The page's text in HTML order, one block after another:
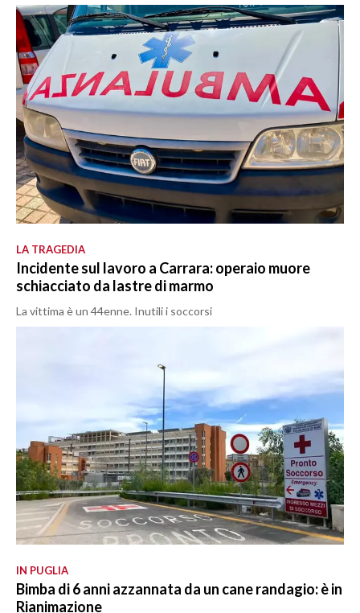
LA TRAGEDIA
Incidente sul lavoro a Carrara: operaio muore
schiacciato da lastre di marmo
La vittima è un 44enne. Inutili i soccorsi
IN PUGLIA
Bimba di 6 anni azzannata da un cane randagio: è in
Rianimazione